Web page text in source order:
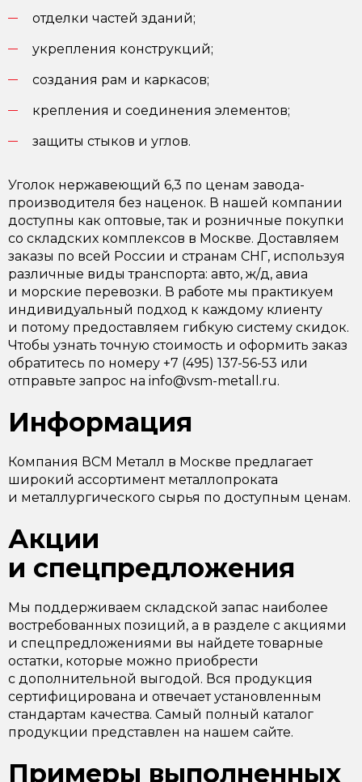
отделки частей зданий;
укрепления конструкций;
создания рам и каркасов;
крепления и соединения элементов;
защиты стыков и углов.
Уголок нержавеющий 6,3 по ценам завода-
производителя без наценок. В нашей компании
доступны как оптовые, так и розничные покупки
со складских комплексов в Москве. Доставляем
заказы по всей России и странам СНГ, используя
различные виды транспорта: авто, ж/д, авиа
и морские перевозки. В работе мы практикуем
индивидуальный подход к каждому клиенту
и потому предоставляем гибкую систему скидок.
Чтобы узнать точную стоимость и оформить заказ
обратитесь по номеру +7 (495) 137-56-53 или
отправьте запрос на info@vsm-metall.ru.
Информация
Компания ВСМ Металл в Москве предлагает
широкий ассортимент металлопроката
и металлургического сырья по доступным ценам.
Акции
и спецпредложения
Мы поддерживаем складской запас наиболее
востребованных позиций, а в разделе с акциями
и спецпредложениями вы найдете товарные
остатки, которые можно приобрести
с дополнительной выгодой. Вся продукция
сертифицирована и отвечает установленным
стандартам качества. Самый полный каталог
продукции представлен на нашем сайте.
Примеры выполненных